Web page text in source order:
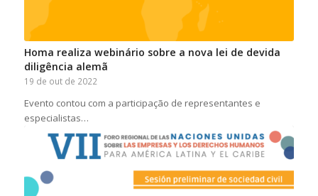
Homa realiza webinário sobre a nova lei de devida
diligência alemã
19 de out de 2022
Evento contou com a participação de representantes e
especialistas…